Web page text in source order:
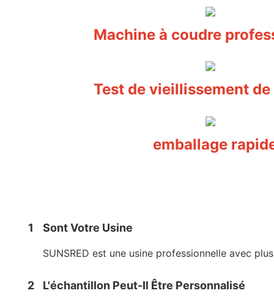
Machine à coudre
Test de vieillissement de
emballage
1 Sont Votre Usine
SUNSRED est une usine professionnelle avec
2 L'échantillon Peut-Il Être Personnalisé